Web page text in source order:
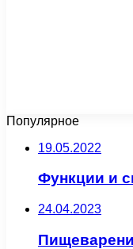
Популярное
19.05.2022
Функции и
24.04.2023